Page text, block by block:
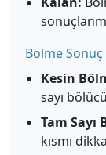
Bölme
Kesin
sayı
Tam Sayı
kısmı